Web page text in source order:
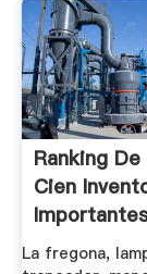
Ranking
Cien
La fregona,